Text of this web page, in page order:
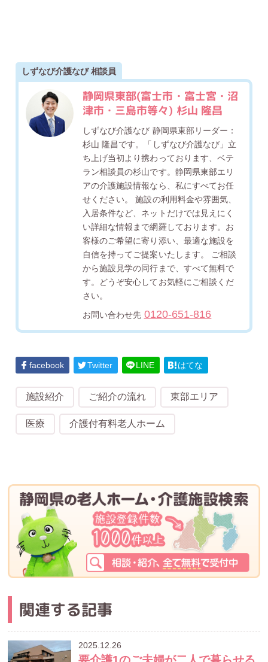
しずなび介護なび 相談員
静岡県東部(富士市・富士宮・沼
津市・三島市等々) 杉山 隆昌
しずなび介護なび 静岡県東部リーダー：
杉山 隆昌です。「しずなび介護なび」立
ち上げ当初より携わっております、ベテ
ラン相談員の杉山です。静岡県東部エリ
アの介護施設情報なら、私にすべてお任
せください。 施設の利用料金や雰囲気、
入居条件など、ネットだけでは見えにく
い詳細な情報まで網羅しております。お
客様のご希望に寄り添い、最適な施設を
自信を持ってご提案いたします。 ご相談
から施設見学の同行まで、すべて無料で
す。どうぞ安心してお気軽にご相談くだ
さい。
お問い合わせ先 0120-651-816
facebook Twitter LINE はてな
施設紹介 ご紹介の流れ 東部エリア
医療 介護付有料老人ホーム
関連する記事
2025.12.26